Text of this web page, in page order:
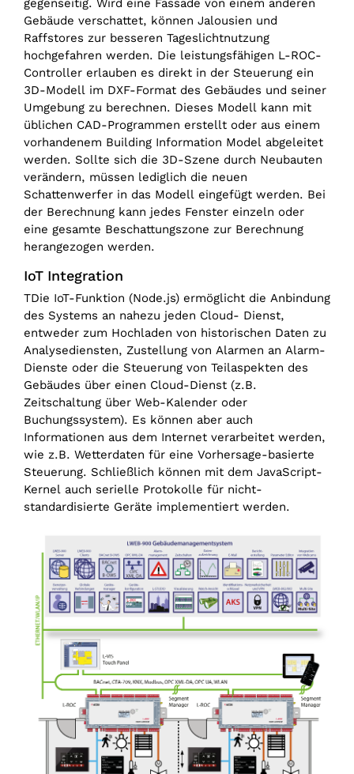
gegenseitig. Wird eine Fassade von einem anderen
Gebäude verschattet, können Jalousien und
Raffstores zur besseren Tageslichtnutzung
hochgefahren werden. Die leistungsfähigen L-ROC-
Controller erlauben es direkt in der Steuerung ein
3D-Modell im DXF-Format des Gebäudes und seiner
Umgebung zu berechnen. Dieses Modell kann mit
üblichen CAD-Programmen erstellt oder aus einem
vorhandenem Building Information Model abgeleitet
werden. Sollte sich die 3D-Szene durch Neubauten
verändern, müssen lediglich die neuen
Schattenwerfer in das Modell eingefügt werden. Bei
der Berechnung kann jedes Fenster einzeln oder
eine gesamte Beschattungszone zur Berechnung
herangezogen werden.
IoT Integration
TDie IoT-Funktion (Node.js) ermöglicht die Anbindung
des Systems an nahezu jeden Cloud- Dienst,
entweder zum Hochladen von historischen Daten zu
Analysediensten, Zustellung von Alarmen an Alarm-
Dienste oder die Steuerung von Teilaspekten des
Gebäudes über einen Cloud-Dienst (z.B.
Zeitschaltung über Web-Kalender oder
Buchungssystem). Es können aber auch
Informationen aus dem Internet verarbeitet werden,
wie z.B. Wetterdaten für eine Vorhersage-basierte
Steuerung. Schließlich können mit dem JavaScript-
Kernel auch serielle Protokolle für nicht-
standardisierte Geräte implementiert werden.